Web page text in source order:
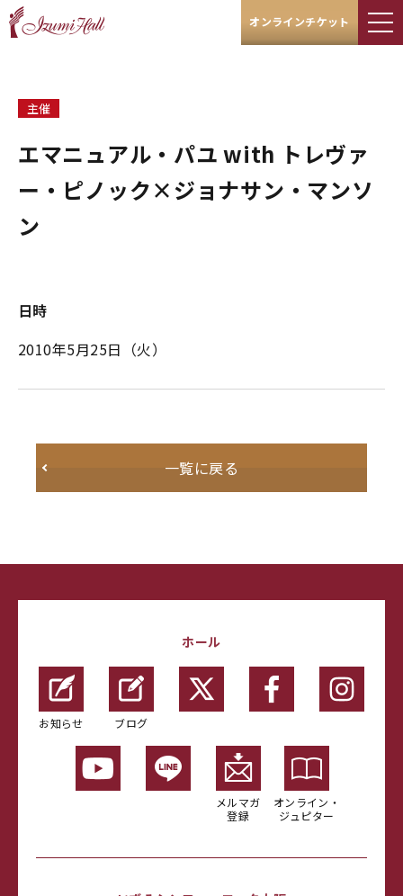
オンラインチケット
主催
エマニュアル・パユ with トレヴァ
ー・ピノック×ジョナサン・マンソ
ン
日時
2010年5月25日（火）
一覧に戻る
ホール
お知らせ ブログ
メルマガ
登録
オンライン・
ジュピター